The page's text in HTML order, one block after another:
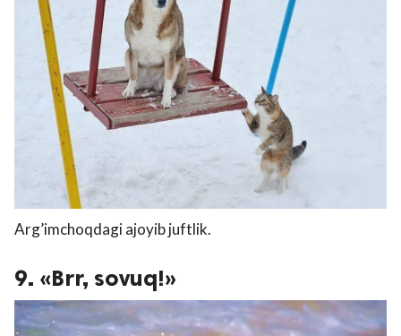
Arg’imchoqdagi ajoyib juftlik.
9. «Brr, sovuq!»